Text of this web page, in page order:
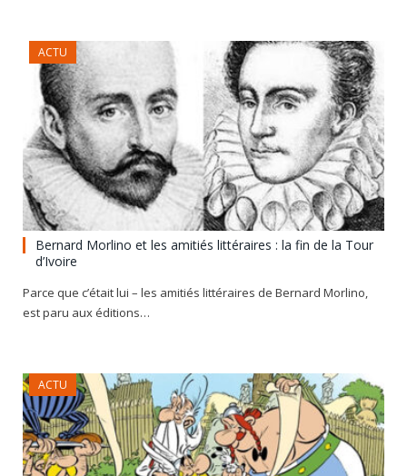
ACTU
Bernard Morlino et les amitiés littéraires : la fin de la Tour
d’Ivoire
Parce que c’était lui – les amitiés littéraires de Bernard Morlino,
est paru aux éditions…
ACTU